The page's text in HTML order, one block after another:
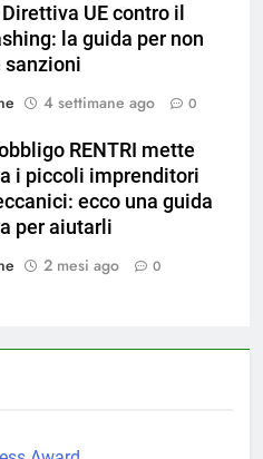
UE contro il
la guida per non
sanzioni
4 settimane ago 0
RENTRI mette
i piccoli imprenditori
ecco una guida
per aiutarli
2 mesi ago 0